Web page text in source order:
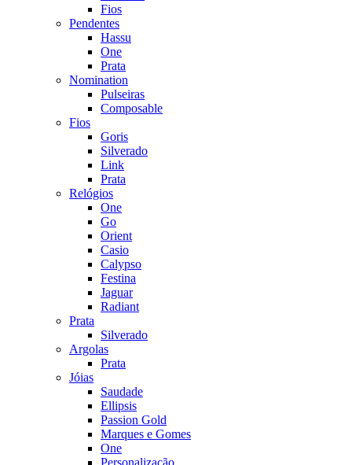
Fios
Pendentes
Hassu
One
Prata
Nomination
Pulseiras
Composable
Fios
Goris
Silverado
Link
Prata
Relógios
One
Go
Orient
Casio
Calypso
Festina
Jaguar
Radiant
Prata
Silverado
Argolas
Prata
Jóias
Saudade
Ellipsis
Passion Gold
Marques e Gomes
One
Personalização